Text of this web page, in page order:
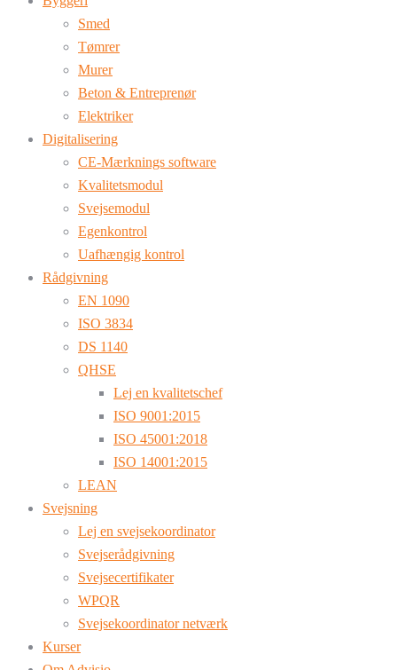
Smed
Tømrer
Murer
Beton & Entreprenør
Elektriker
Digitalisering
CE-Mærknings software
Kvalitetsmodul
Svejsemodul
Egenkontrol
Uafhængig kontrol
Rådgivning
EN 1090
ISO 3834
DS 1140
QHSE
Lej en kvalitetschef
ISO 9001:2015
ISO 45001:2018
ISO 14001:2015
LEAN
Svejsning
Lej en svejsekoordinator
Svejserådgivning
Svejsecertifikater
WPQR
Svejsekoordinator netværk
Kurser